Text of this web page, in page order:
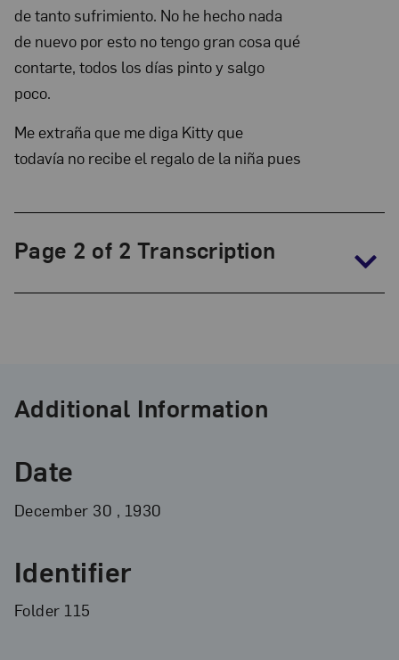
1954
de tanto sufrimiento. No he hecho nada
de nuevo por esto no ten­go gran cosa qué
contarte, todos los días pinto y salgo
poco.
Me extraña que me diga Kitty que
todavía no recibe el regalo de la niña pues
Page 2 of 2 Transcription
Additional Information
Date
December 30 , 1930
Identifier
Folder 115